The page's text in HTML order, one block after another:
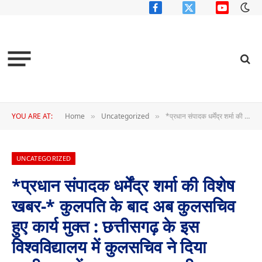
FacebookX
YouTube
YOU ARE AT: Home » Uncategorized » *प्रधान संपादक धर्मेंद्र शर्मा की विशेष खबर-* कुलपति के बाद अब कुलसचिव हुए कार्य मुक्त : छत्तीसगढ़ के इस विश्वविद्यालय में कुलसचिव ने दिया इस्तीफा,इन्हें बनाया गया प्रभारी कुलसचिव…
UNCATEGORIZED
*प्रधान संपादक धर्मेंद्र शर्मा की विशेष
खबर-* कुलपति के बाद अब कुलसचिव
हुए कार्य मुक्त : छत्तीसगढ़ के इस
विश्वविद्यालय में कुलसचिव ने दिया